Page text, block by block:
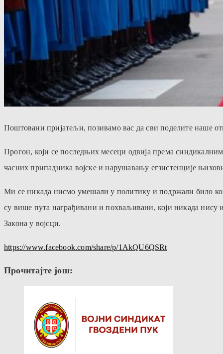
Поштовани пријатељи, позивамо вас да сви поделите наше
Прогон, који се последњих месеци одвија према
часних припадника војске и нарушавању егзистенције
Ми се никада нисмо умешали у политику и подржали било
су више пута награђивани и похваљивани, који никада нису
Закона у војсци.
https://www.facebook.com/share/p/1AkQU6QSRt
Прочитајте још: